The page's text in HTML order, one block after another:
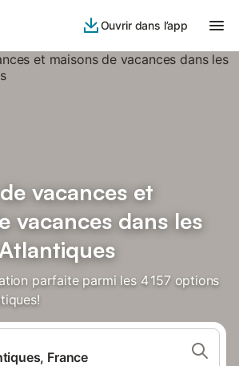
Ouvrir dans l’app
vacances et
vacances dans les
parfaite parmi les 4 157 options
France